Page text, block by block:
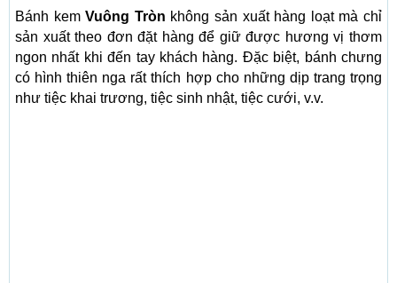
Bánh kemVuông Tròn không sản xuất hàng loạt mà chỉ
sản xuất theo đơn đặt hàng để giữ được hương vị thơm
ngon nhất khi đến tay khách hàng. Đặc biệt, bánh chưng
có hình thiên nga rất thích hợp cho những dịp trang trọng
như tiệc khai trương, tiệc sinh nhật, tiệc cưới, v.v.